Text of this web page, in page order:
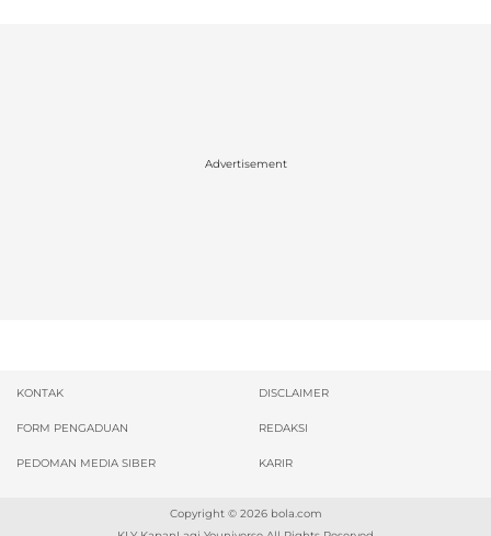
Advertisement
KONTAK DISCLAIMER
FORM PENGADUAN REDAKSI
PEDOMAN MEDIA SIBER KARIR
Copyright © 2026 bola.com